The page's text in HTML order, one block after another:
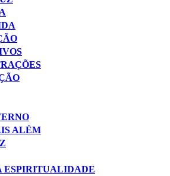
ALÉM
ESPIRITUALIDADE